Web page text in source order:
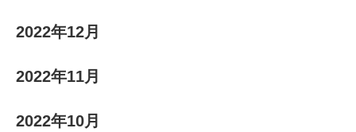
2022年12月
2022年11月
2022年10月